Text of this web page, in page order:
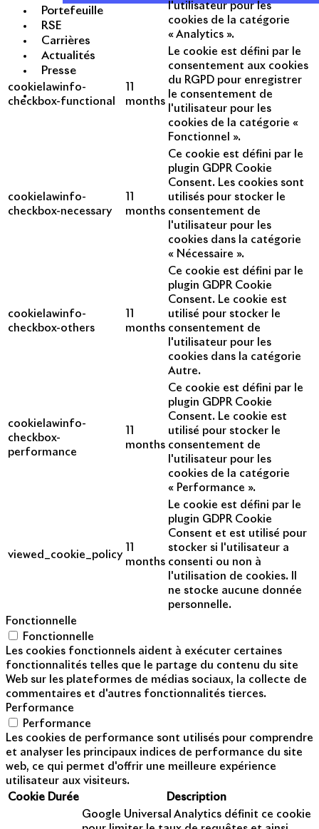
Portefeuille
RSE
Carrières
Actualités
Presse
l'utilisateur pour les
cookies de la catégorie
« Analytics ».
cookielawinfo-
checkbox-functional
months
Le cookie est défini par le
consentement aux cookies
du RGPD pour enregistrer
le consentement de
l'utilisateur pour les
cookies de la catégorie «
Fonctionnel ».
cookielawinfo-
checkbox-necessary
months
Ce cookie est défini par le
plugin GDPR Cookie
Consent. Les cookies sont
utilisés pour stocker le
consentement de
l'utilisateur pour les
cookies dans la catégorie
« Nécessaire ».
cookielawinfo-
checkbox-others
months
Ce cookie est défini par le
plugin GDPR Cookie
Consent. Le cookie est
utilisé pour stocker le
consentement de
l'utilisateur pour les
cookies dans la catégorie
Autre.
cookielawinfo-
checkbox-
performance
months
Ce cookie est défini par le
plugin GDPR Cookie
Consent. Le cookie est
utilisé pour stocker le
consentement de
l'utilisateur pour les
cookies de la catégorie
« Performance ».
viewed_cookie_policy
months
Le cookie est défini par le
plugin GDPR Cookie
Consent et est utilisé pour
stocker si l'utilisateur a
consenti ou non à
l'utilisation de cookies. Il
ne stocke aucune donnée
personnelle.
Fonctionnelle
Fonctionnelle
Les cookies fonctionnels aident à exécuter certaines
fonctionnalités telles que le partage du contenu du site
Web sur les plateformes de médias sociaux, la collecte de
commentaires et d'autres fonctionnalités tierces.
Performance
Performance
Les cookies de performance sont utilisés pour comprendre
et analyser les principaux indices de performance du site
web, ce qui permet d'offrir une meilleure expérience
utilisateur aux visiteurs.
Cookie Durée
Description
Google Universal Analytics définit ce cookie